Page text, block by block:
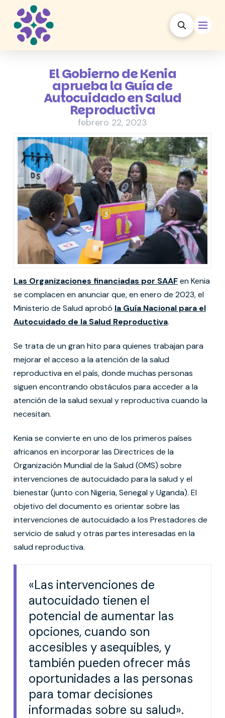
El Gobierno de Kenia
aprueba la Guía de
Autocuidado en Salud
Reproductiva
febrero 22, 2023
Las Organizaciones financiadas por SAAFen Kenia
se complacen en anunciar que, en enero de 2023, el
Ministerio de Salud aprobó la Guía Nacional para el
Autocuidado de la Salud Reproductiva.
Se trata de un gran hito para quienes trabajan para
mejorar el acceso a la atención de la salud
reproductiva en el país, donde muchas personas
siguen encontrando obstáculos para acceder a la
atención de la salud sexual y reproductiva cuando la
necesitan.
Kenia se convierte en uno de los primeros países
africanos en incorporar las Directrices de la
Organización Mundial de la Salud (OMS) sobre
intervenciones de autocuidado para la salud y el
bienestar (junto con Nigeria, Senegal y Uganda). El
objetivo del documento es orientar sobre las
intervenciones de autocuidado a los Prestadores de
servicio de salud y otras partes interesadas en la
salud reproductiva.
«Las intervenciones de
autocuidado tienen el
potencial de aumentar las
opciones, cuando son
accesibles y asequibles, y
también pueden ofrecer más
oportunidades a las personas
para tomar decisiones
informadas sobre su salud».